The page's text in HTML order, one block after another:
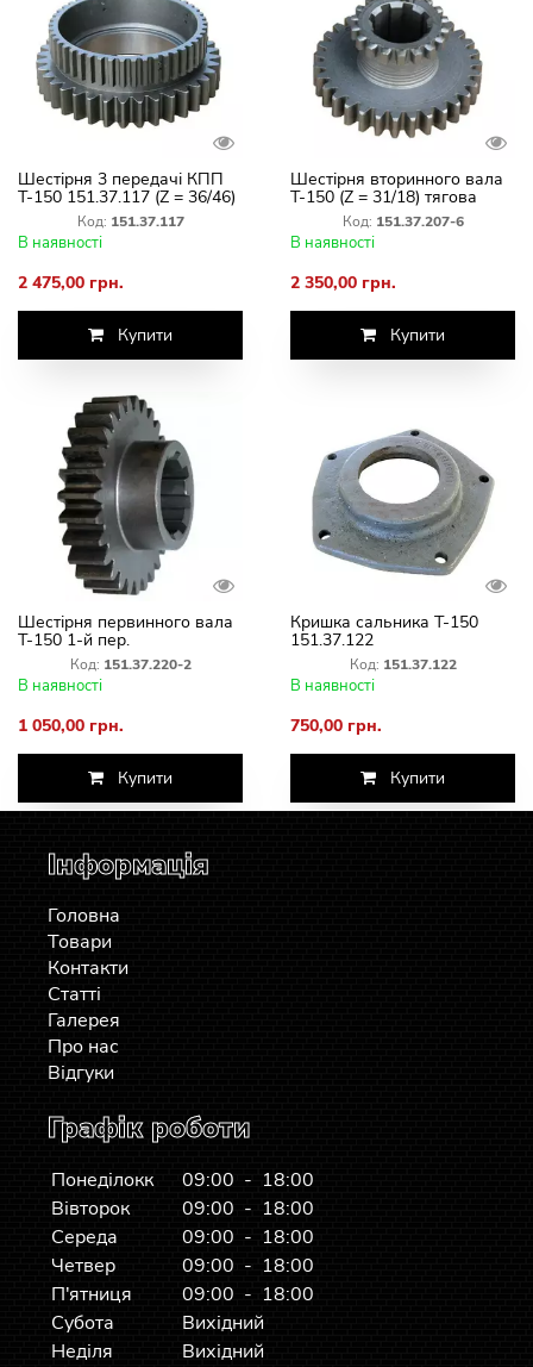
Шестірня 3 передачі КПП
Т-150 151.37.117 (Z = 36/46)
вторинного вала
Код: 151.37.117
В наявності
2 475,00 грн.
Купити
Шестірня вторинного вала
Т-150 (Z = 31/18) тягова
151.37.207-6 КПП
Код: 151.37.207-6
В наявності
2 350,00 грн.
Купити
Шестірня первинного вала
Т-150 1-й пер.
тягнут.151.37.220-2 (Z=25)
Код: 151.37.220-2
В наявності
1 050,00 грн.
Купити
Кришка сальника Т-150
151.37.122
Код: 151.37.122
В наявності
750,00 грн.
Купити
Інформація
Головна
Товари
Контакти
Статті
Галерея
Про нас
Відгуки
Графік роботи
Понеділокк
09:00 - 18:00
Вівторок
09:00 - 18:00
Середа
09:00 - 18:00
Четвер
09:00 - 18:00
П'ятниця
09:00 - 18:00
Субота
Вихідний
Неділя
Вихідний